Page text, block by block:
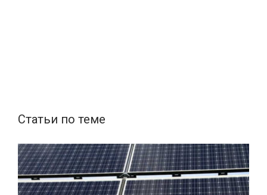
Статьи по теме